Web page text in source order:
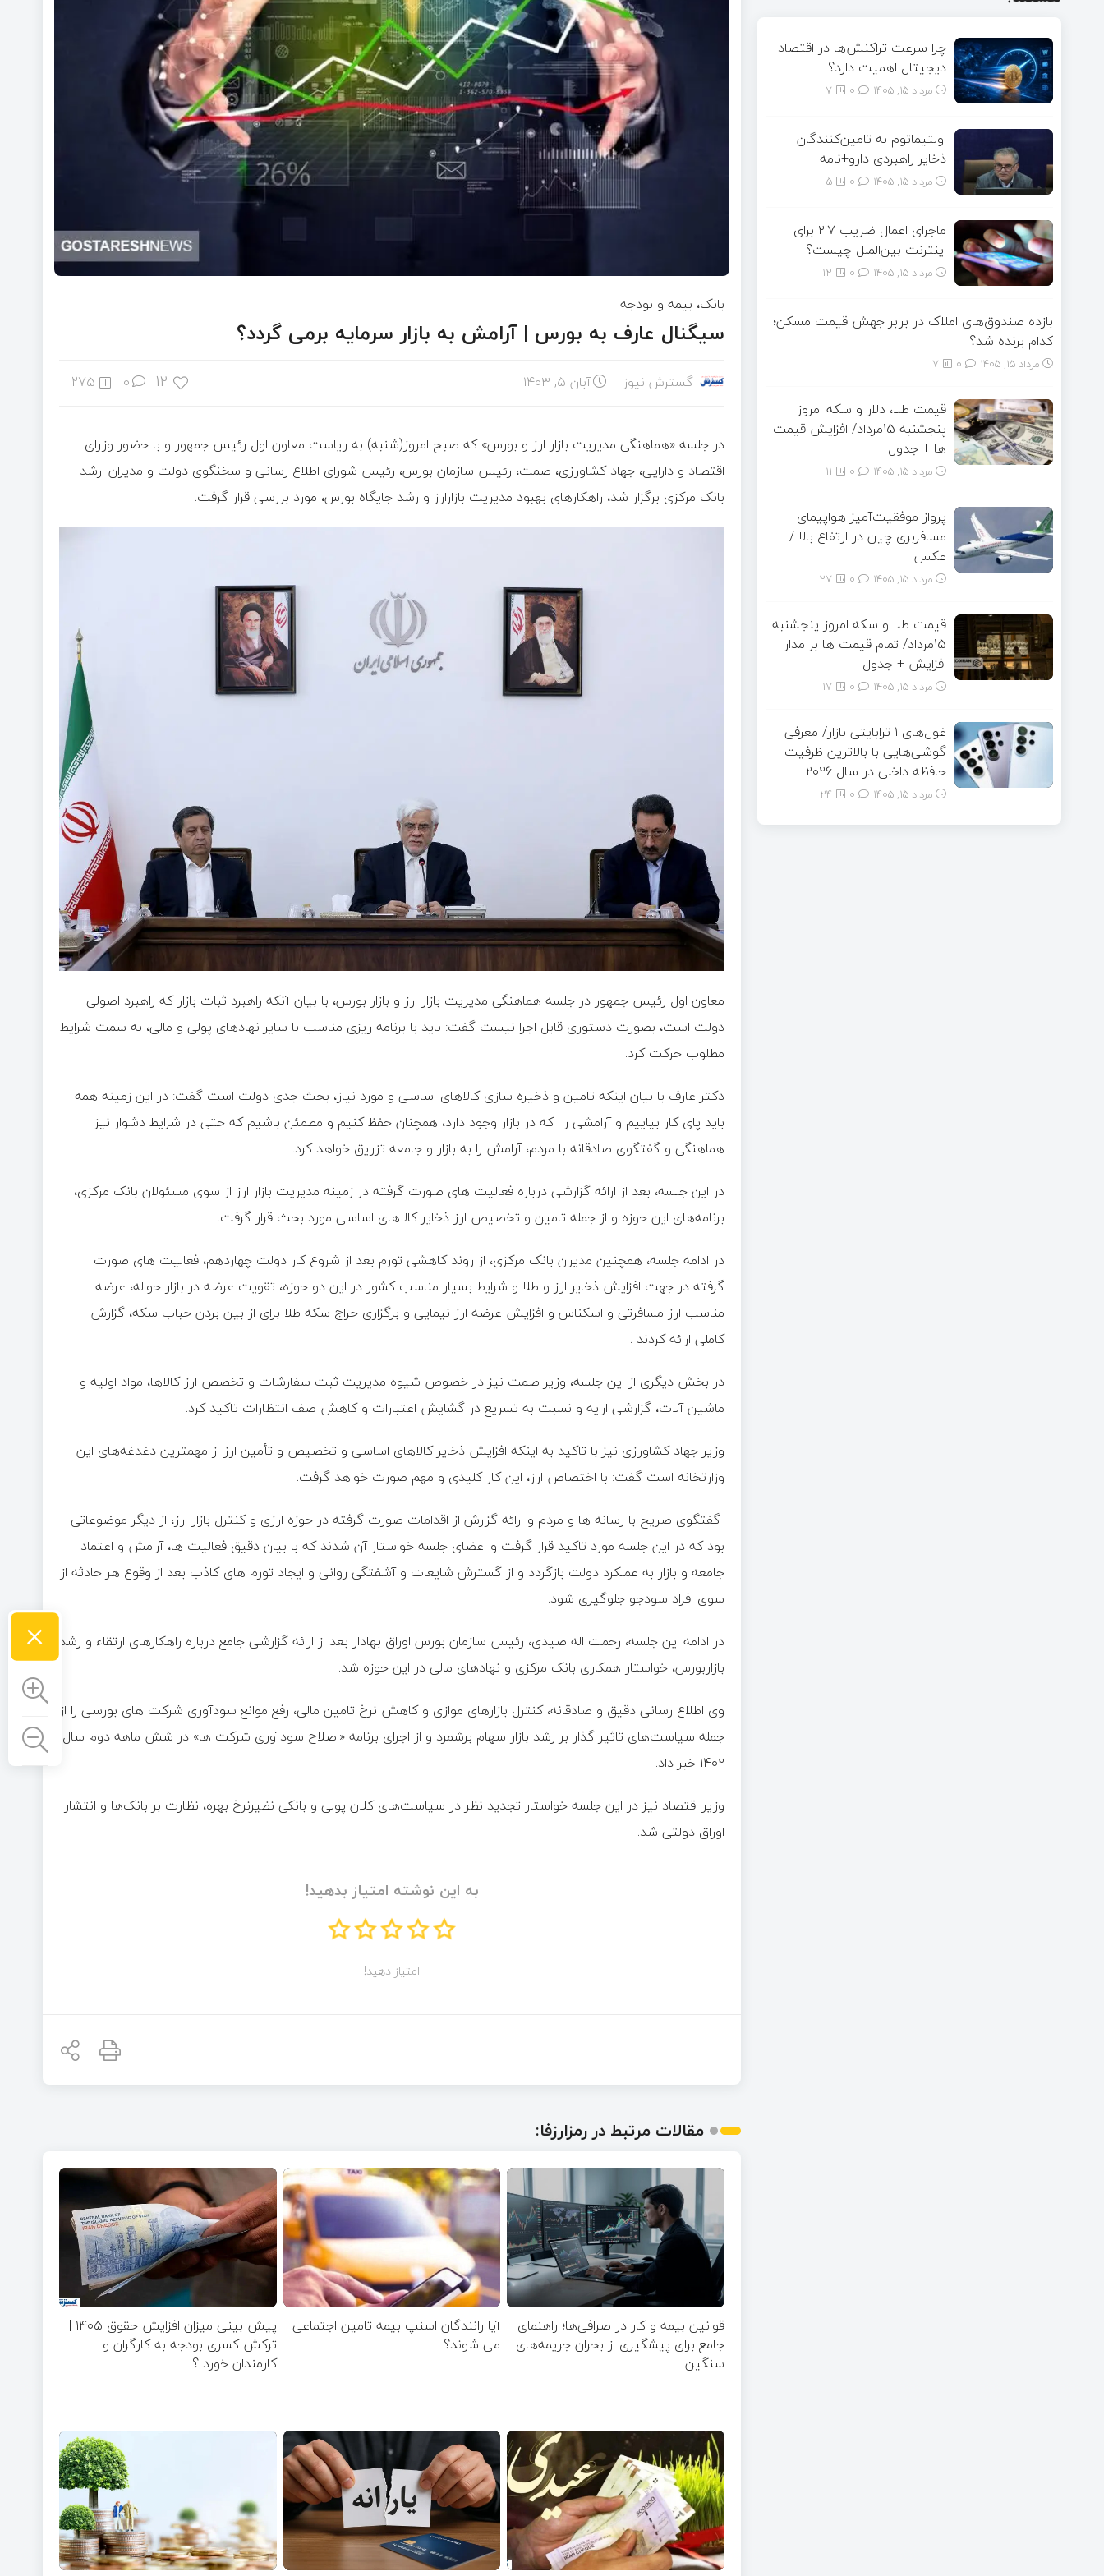
بانک، بیمه و بودجه
سیگنال عارف به بورس | آرامش به بازار سرمایه برمی گردد؟
گسترش نیوز آبان ۵, ۱۴۰۳ 12
0
275
در جلسه «هماهنگی مدیریت بازار ارز و بورس» که صبح امروز(شنبه) به ریاست معاون اول رئیس جمهور و با حضور وزرای
اقتصاد و دارایی، جهاد کشاورزی، صمت، رئیس سازمان بورس، رئیس شورای اطلاع رسانی و سخنگوی دولت و مدیران ارشد
بانک مرکزی برگزار شد، راهکارهای بهبود مدیریت بازارارز و رشد ‌جایگاه بورس، مورد بررسی قرار گرفت.
معاون اول رئیس جمهور در جلسه هماهنگی مدیریت بازار ارز و بازار بورس، با بیان آنکه راهبرد ثبات بازار که راهبرد اصولی
دولت است، بصورت دستوری قابل اجرا نیست گفت: باید با برنامه ریزی مناسب با سایر نهادهای پولی و مالی، به سمت شرایط
مطلوب حرکت کرد.
دکتر عارف با بیان اینکه تامین و ذخیره سازی کالاهای اساسی و مورد نیاز، بحث جدی دولت است گفت‌: در این زمینه همه
باید پای کار بیاییم و آرامشی را که در بازار وجود دارد، همچنان حفظ کنیم و مطمئن باشیم که حتی در شرایط دشوار نیز
هماهنگی و گفتگوی صادقانه با مردم، آرامش را به بازار و جامعه تزریق خواهد کرد.
در این جلسه، بعد از ارائه گزارشی درباره فعالیت های صورت گرفته در زمینه مدیریت بازار‌ ارز از سوی مسئولان بانک مرکزی،
برنامه‌های این حوزه‌ و از جمله تامین و تخصیص ارز ذخایر کالاهای اساسی مورد بحث قرار گرفت.
در ادامه جلسه، همچنین مدیران بانک مرکزی، از روند کاهشی تورم بعد از شروع کار دولت چهاردهم، فعالیت های صورت
گرفته در جهت افزایش ذخایر ارز و طلا و شرایط بسیار مناسب کشور در این دو حوزه، تقویت عرضه در بازار حواله، عرضه
مناسب ارز مسافرتی و اسکناس و افزایش عرضه ارز نیمایی و برگزاری حراج سکه طلا برای از بین بردن حباب سکه، گزارش‌
کاملی ارائه کردند .
در بخش دیگری از این جلسه، وزیر صمت نیز در خصوص شیوه مدیریت ثبت سفارشات و تخصص ارز کالاها، مواد اولیه و
ماشین آلات، گزارشی ارایه و نسبت به تسریع در گشایش اعتبارات و کاهش صف انتظارات تاکید کرد.
وزیر جهاد کشاورزی نیز با تاکید به اینکه ‌افزایش ذخایر کالاهای اساسی و تخصیص و تأمین ارز از مهمترین دغدغه‌های این
وزارتخانه است گفت: با اختصاص ارز، این کار کلیدی و مهم صورت خواهد گرفت.
گفتگوی صریح با رسانه ها و مردم و ارائه گزارش از اقدامات صورت گرفته در حوزه ارزی و کنترل بازار ارز، از دیگر موضوعاتی
بود که در این جلسه مورد تاکید قرار گرفت و اعضای جلسه خواستار آن شدند که با بیان دقیق فعالیت ها، آرامش و اعتماد
جامعه و بازار به عملکرد دولت بازگردد و از گسترش شایعات و آشفتگی روانی و ایجاد تورم های کاذب بعد از وقوع هر حادثه از
سوی افراد سودجو جلوگیری شود.
در ادامه این جلسه، رحمت اله صیدی، رئیس سازمان بورس اوراق بهادار بعد از ارائه گزارشی جامع درباره راهکارهای ارتقاء و رشد
بازاربورس، خواستار همکاری بانک مرکزی و نهادهای مالی در این حوزه شد.
وی اطلاع رسانی دقیق و صادقانه،‌ کنترل بازارهای موازی و کاهش نرخ تامین مالی، رفع موانع‌ سود‌آوری شرکت های بورسی را از
جمله سیاست‌های تاثیر گذار بر رشد بازار سهام برشمرد و از اجرای برنامه «اصلاح سودآوری شرکت ها» در شش ماهه دوم سال
۱۴۰۲ خبر داد.
وزیر اقتصاد نیز در این جلسه خواستار تجدید نظر در سیاست‌های کلان پولی و بانکی نظیرنرخ بهره، نظارت بر بانک‌ها و انتشار
اوراق دولتی شد.
به این نوشته امتیاز بدهید!
امتیاز دهید!
مقالات مرتبط در رمزارزفا:
قوانین بیمه و کار در صرافی‌ها؛ راهنمای
جامع برای پیشگیری از بحران جریمه‌های
سنگین
آیا رانندگان اسنپ بیمه تامین اجتماعی
می شوند؟
پیش بینی میزان افزایش حقوق ۱۴۰۵ |
ترکش کسری بودجه به کارگران و
کارمندان خورد ؟
چرا سرعت تراکنش‌ها در اقتصاد
دیجیتال اهمیت دارد؟
مرداد ۱۵, ۱۴۰۵ 7
اولتیماتوم به تامین‌کنندگان
ذخایر راهبردی دارو+نامه
مرداد ۱۵, ۱۴۰۵ 5
ماجرای اعمال ضریب ۲.۷ برای
اینترنت بین‌الملل چیست؟
مرداد ۱۵, ۱۴۰۵ 12
بازده صندوق‌های املاک در برابر جهش قیمت مسکن؛
کدام برنده شد؟
مرداد ۱۵, ۱۴۰۵ 7
قیمت طلا، دلار و سکه امروز
پنجشنبه 15مرداد/ افزایش قیمت
ها + جدول
مرداد ۱۵, ۱۴۰۵ 11
پرواز موفقیت‌آمیز هواپیمای
مسافربری چین در ارتفاع بالا /
عکس
مرداد ۱۵, ۱۴۰۵ 27
قیمت طلا و سکه امروز پنجشنبه
15مرداد/ تمام قیمت ها بر مدار
افزایش + جدول
مرداد ۱۵, ۱۴۰۵ 17
غول‌های ۱ ترابایتی بازار/ معرفی
گوشی‌هایی با بالاترین ظرفیت
حافظه داخلی در سال ۲۰۲۶
مرداد ۱۵, ۱۴۰۵ 24
×